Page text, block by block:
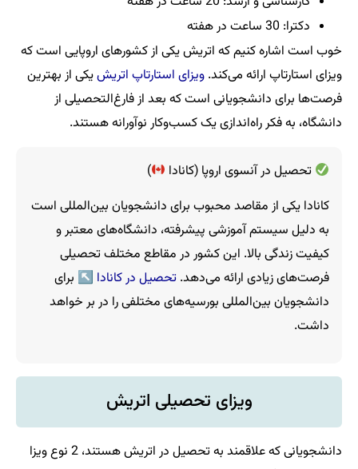
دکترا: 30 ساعت در هفته
خوب است اشاره کنیم که اتریش یکی از کشورهای اروپایی است که
ویزای استارتاپ ارائه می‌کند. ویزای استارتاپ اتریشیکی از بهترین
فرصت‌ها برای دانشجویانی است که بعد از فارغ‌التحصیلی از
دانشگاه، به فکر راه‌اندازی یک کسب‌وکار نوآورانه هستند.
تحصیل در آنسوی اروپا (کانادا
)
کانادا یکی از مقاصد محبوب برای دانشجویان بین‌المللی است
به دلیل سیستم آموزشی پیشرفته، دانشگاه‌های معتبر و
کیفیت زندگی بالا. این کشور در مقاطع مختلف تحصیلی
فرصت‌های زیادی ارائه می‌دهد. تحصیل در کانادا ↖ برای
دانشجویان بین‌المللی بورسیه‌های مختلفی را در بر خواهد
داشت.
ویزای تحصیلی اتریش
دانشجویانی که علاقمند به تحصیل در اتریش هستند، 2 نوع ویزا